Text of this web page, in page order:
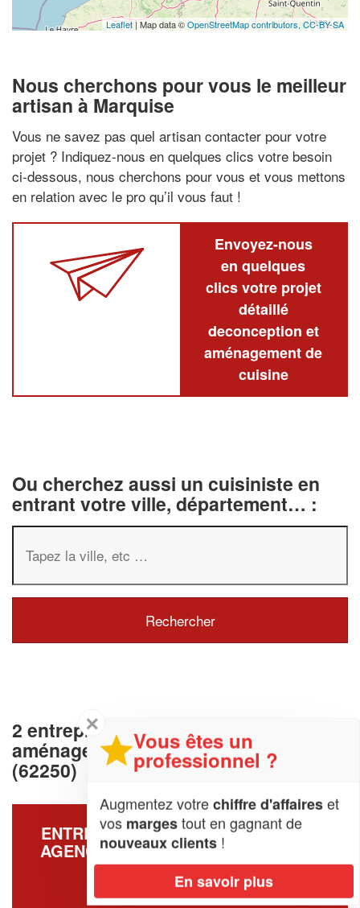
Leaflet| Map data ©OpenStreetMap contributors, CC-BY-SA
Nous cherchons pour vous le meilleur
artisan à Marquise
Vous ne savez pas quel artisan contacter pour votre
projet ? Indiquez-nous en quelques clics votre besoin
ci-dessous, nous cherchons pour vous et vous mettons
en relation avec le pro qu’il vous faut !
Envoyez-nous
en quelques
clics votre projet
détaillé
deconception et
aménagement de
cuisine
Ou cherchez aussi un cuisiniste en
entrant votre ville, département… :
2 entreprises deconception et
aménagement de cuisine à Marquise
(62250)
ENTREPRISE ECO FERMETURES ET
AGENCEMENT DE L’HABITAT (SARL)
Enclos De L Usine 2
62250 Marquise
✕
Vous êtes un
professionnel ?
Augmentez votrechiffre d'affaireset
vos margestout en gagnant de
nouveaux clients !
En savoir plus